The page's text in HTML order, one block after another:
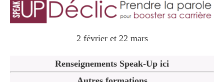
2 février et 22 mars
Renseignements Speak-Up ici